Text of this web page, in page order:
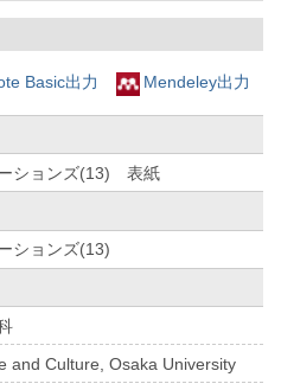
Basic出力 Mendeley出力
ションズ(13) 表紙
ションズ(13)
and Culture, Osaka University